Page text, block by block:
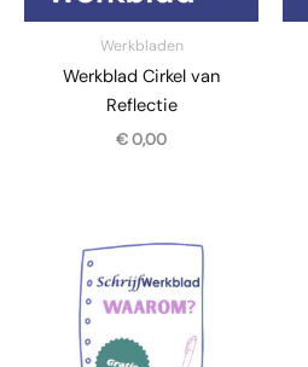
Werkbladen
Werkblad Cirkel van
Reflectie
€0,00